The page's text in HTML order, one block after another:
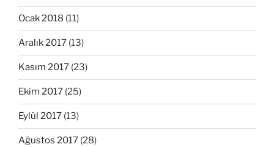
Ocak 2018 (11)
Aralık 2017 (13)
Kasım 2017 (23)
Ekim 2017 (25)
Eylül 2017 (13)
Ağustos 2017 (28)